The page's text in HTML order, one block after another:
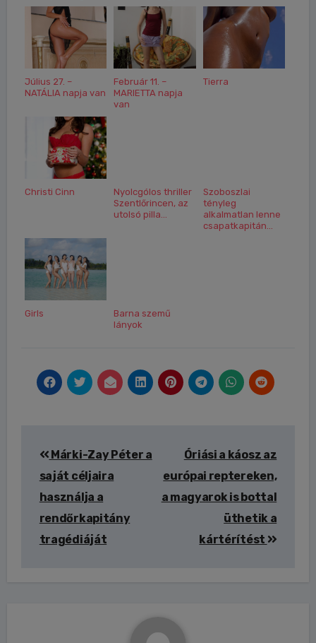
Július 27. –
NATÁLIA napja van
Február 11. –
MARIETTA napja
van
Tierra
Christi Cinn
Nyolcgólos thriller
Szentlőrincen, az
utolsó pilla...
Szoboszlai
tényleg
alkalmatlan lenne
csapatkapitán...
Girls
Barna szemű
lányok
navigáció
Márki-Zay Péter a
saját céljaira
használja a
rendőrkapitány
tragédiáját
Óriási a káosz az
európai reptereken,
a magyarok is bottal
üthetik a
kártérítést